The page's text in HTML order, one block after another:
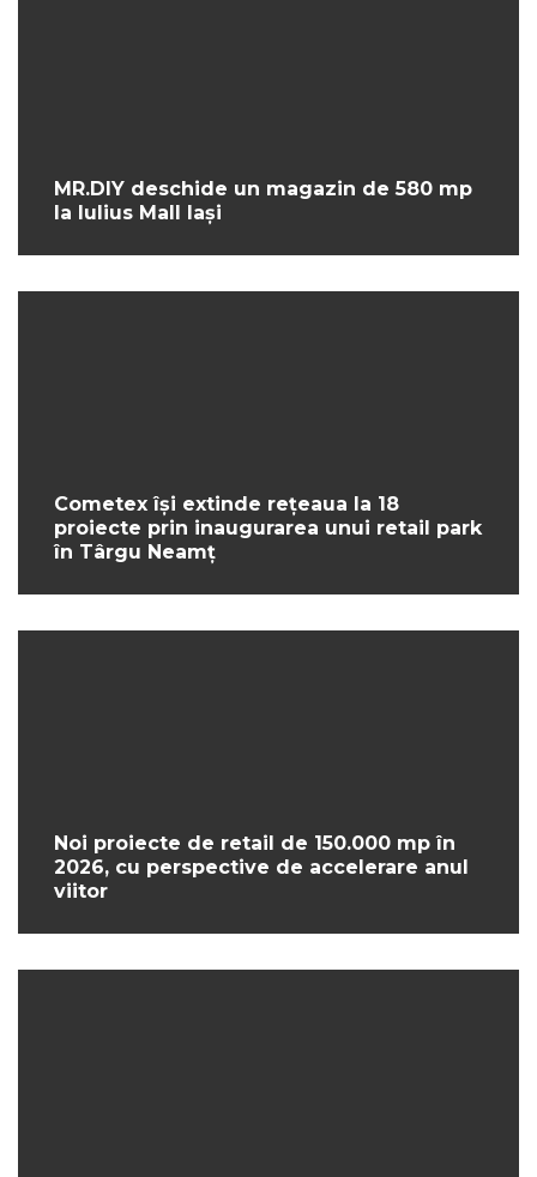
MR.DIY deschide un magazin de 580 mp
la Iulius Mall Iași
Cometex își extinde rețeaua la 18
proiecte prin inaugurarea unui retail park
în Târgu Neamț
Noi proiecte de retail de 150.000 mp în
2026, cu perspective de accelerare anul
viitor